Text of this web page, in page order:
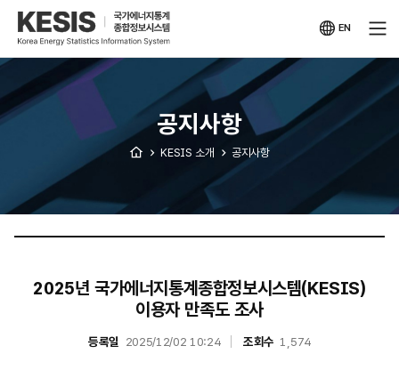
KESIS
국가에너지통계
종합정보시스템
EN
영문
공지사항
KESIS 소개 공지사항
2025년 국가에너지통계종합정보시스템(KESIS)
이용자 만족도 조사
등록일 2025/12/02 10:24 조회수 1,574